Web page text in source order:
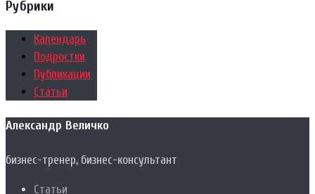
Рубрики
Календарь
Подростки
Публикации
Статьи
Александр Величко
бизнес-тренер, бизнес-консультант
Статьи